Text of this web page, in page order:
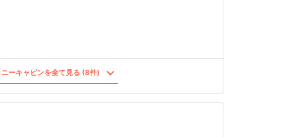
ーキャビンを全て見る (8件)